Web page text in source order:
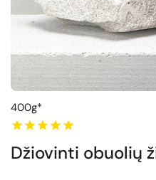
400g*
Džiovinti obuolių